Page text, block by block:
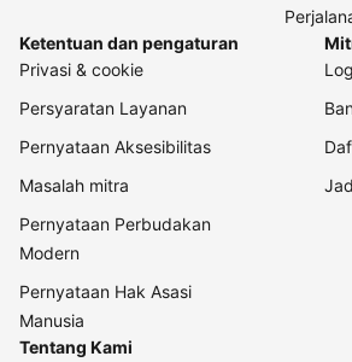
Ketentuan dan pengaturan
Privasi & cookie
Persyaratan Layanan
Pernyataan Aksesibilitas
Masalah mitra
Pernyataan Perbudakan
Modern
Pernyataan Hak Asasi
Manusia
Tentang Kami